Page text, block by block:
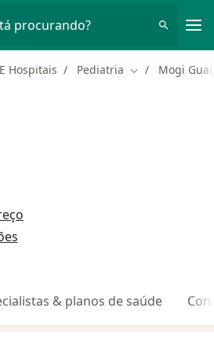
procurando?
Hospitais Pediatria Mudar de
Mogi
& planos de saúde